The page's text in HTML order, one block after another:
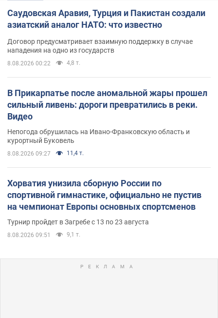
Саудовская Аравия, Турция и Пакистан создали
азиатский аналог НАТО: что известно
Договор предусматривает взаимную поддержку в случае
нападения на одно из государств
8.08.2026 00:22 4,8 т.
В Прикарпатье после аномальной жары прошел
сильный ливень: дороги превратились в реки.
Видео
Непогода обрушилась на Ивано-Франковскую область и
курортный Буковель
8.08.2026 09:27 11,4 т.
Хорватия унизила сборную России по
спортивной гимнастике, официально не пустив
на чемпионат Европы основных спортсменов
Турнир пройдет в Загребе с 13 по 23 августа
8.08.2026 09:51 9,1 т.